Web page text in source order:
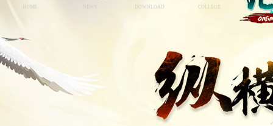
HOME NEWS DOWNLOAD COLLEGE